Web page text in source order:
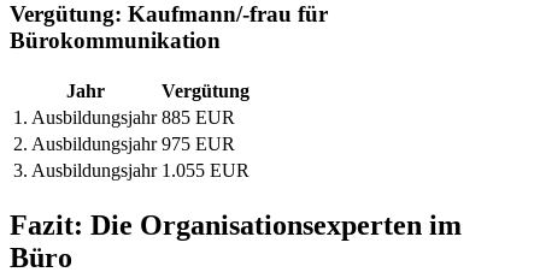
Vergütung: Kaufmann/-frau für
Bürokommunikation
Jahr
Vergütung
1. Ausbildungsjahr 885 EUR
2. Ausbildungsjahr 975 EUR
3. Ausbildungsjahr 1.055 EUR
Fazit: Die Organisationsexperten im
Büro